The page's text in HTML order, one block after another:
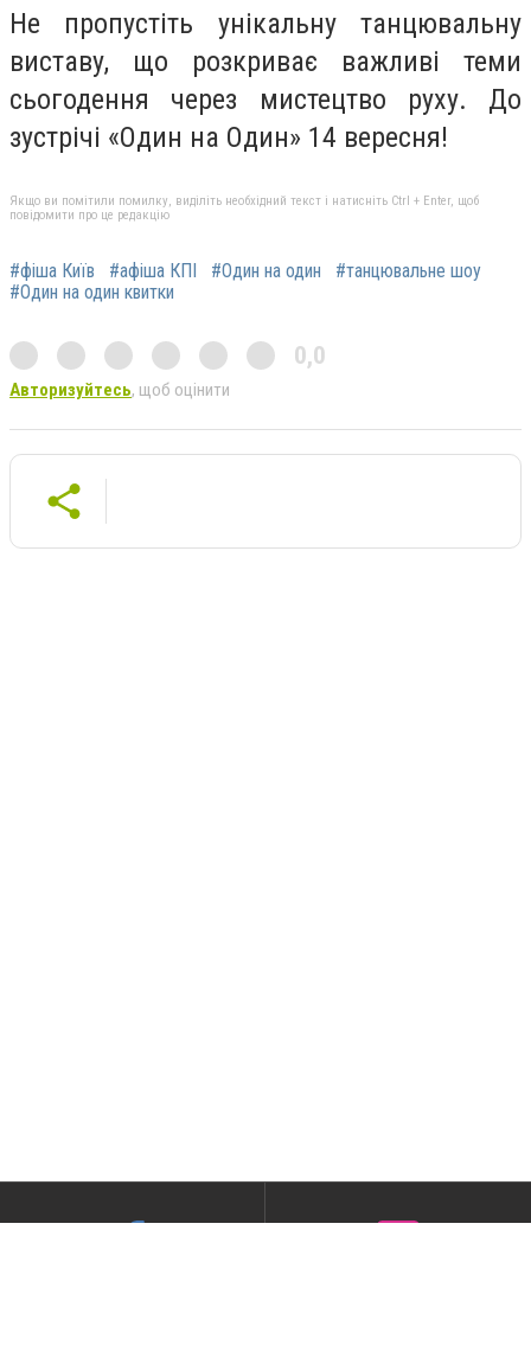
Не пропустіть унікальну танцювальну
виставу, що розкриває важливі теми
сьогодення через мистецтво руху. До
зустрічі «Один на Один» 14 вересня!
Якщо ви помітили помилку, виділіть необхідний текст і натисніть Ctrl + Enter, щоб
повідомити про це редакцію
#фіша Київ #афіша КПІ #Один на один
#танцювальне шоу
#Один на один квитки
0,0
Авторизуйтесь, щоб оцінити